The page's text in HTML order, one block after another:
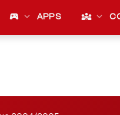
sports_esports expand_more APPS diversity_3 expand_more